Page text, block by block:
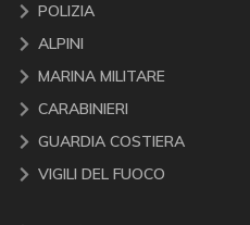
POLIZIA
ALPINI
MARINA MILITARE
CARABINIERI
GUARDIA COSTIERA
VIGILI DEL FUOCO